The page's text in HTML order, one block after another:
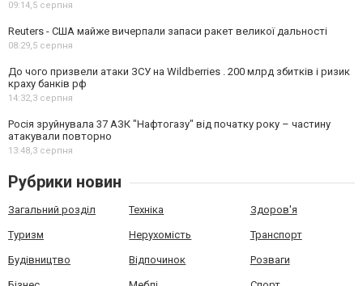
09:14,5 серпня
Reuters - США майже вичерпали запаси ракет великої дальності
08:29,5 серпня
До чого призвели атаки ЗСУ на Wildberries . 200 млрд збитків і ризик
краху банків рф
14:32,3 серпня
Росія зруйнувала 37 АЗК "Нафтогазу" від початку року – частину
атакували повторно
13:48,3 серпня
Рубрики новин
Загальний розділ Техніка Здоров'я
Туризм Нерухомість Транспорт
Будівництво Відпочинок Розваги